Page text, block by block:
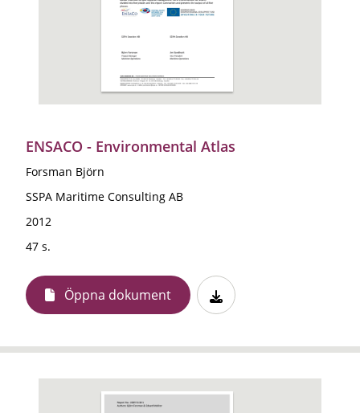
ENSACO - Environmental Atlas
Forsman Björn
SSPA Maritime Consulting AB
2012
47 s.
Öppna dokument